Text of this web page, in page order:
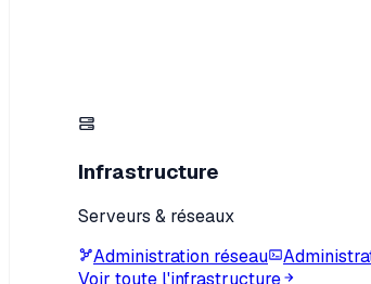
Infrastructure
Serveurs & réseaux
Administration réseau